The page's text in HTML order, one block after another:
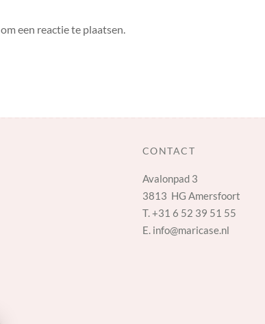
om een reactie te plaatsen.
CONTACT
Avalonpad 3
3813 HG Amersfoort
T.+31 6 52 39 51 55
E. info@maricase.nl